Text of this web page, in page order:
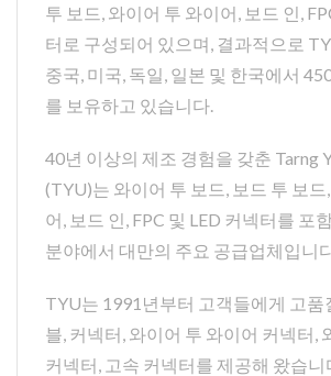
투 보드, 와이어 투 와이어, 보드 인,
터로 구성되어 있으며, 결과적으로
중국, 미국, 독일, 일본 및 한국에서
를 보유하고 있습니다.
40년 이상의 제조 경험을 갖춘 Tarng
(TYU)는 와이어 투 보드, 보드 투 보드
어, 보드 인, FPC 및 LED 커넥터를 포
분야에서 대만의 주요 공급업체입니
TYU는 1991년부터 고객들에게 고품
블, 커넥터, 와이어 투 와이어 커넥터,
커넥터, 고속 커넥터를 제공해 왔습